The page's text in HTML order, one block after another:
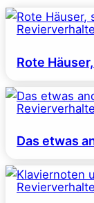
Rote
Das etwas